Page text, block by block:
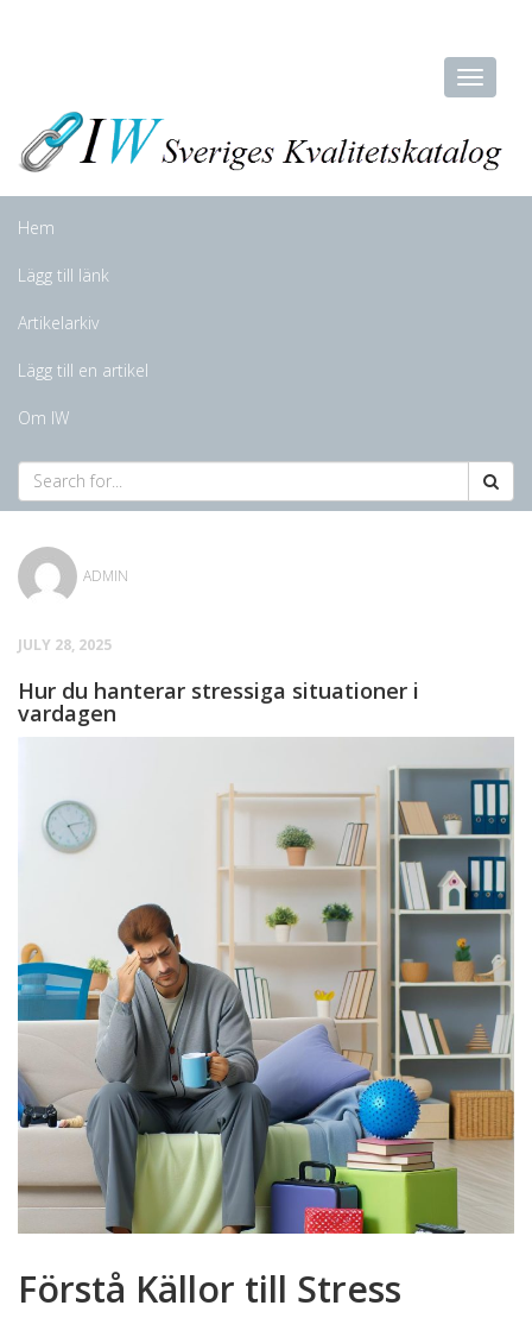
Hem
Lägg till länk
Artikelarkiv
Lägg till en artikel
Om IW
ADMIN
JULY 28, 2025
Hur du hanterar stressiga situationer i
vardagen
Förstå Källor till Stress